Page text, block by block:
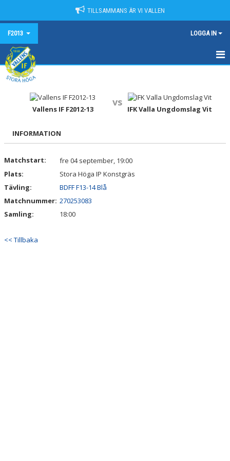
TILLSAMMANS ÄR VI VALLEN
F2013 LOGGA IN
HEM
KALENDER
MATCHER
TRUPPEN
BILDGALLERI
Vallens IF F2012-13
vs
IFK Valla Ungdomslag Vit
INFORMATION
Matchstart:
fre 04 september, 19:00
Plats:
Stora Höga IP Konstgräs
Tävling:
BDFF F13-14 Blå
Matchnummer: 270253083
Samling:
18:00
<< Tillbaka